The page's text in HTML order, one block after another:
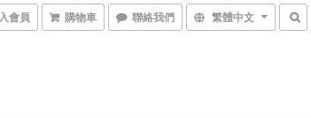
會員 購物車 聯絡我們 繁體中文